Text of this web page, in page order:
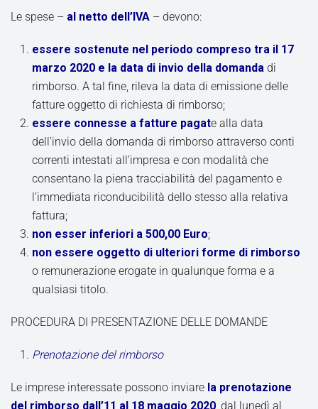
Le spese – al netto dell’IVA – devono:
essere sostenute nel periodo compreso tra il 17
marzo 2020 e la data di invio della domanda di
rimborso. A tal fine, rileva la data di emissione delle
fatture oggetto di richiesta di rimborso;
essere connesse a fatture pagate alla data
dell’invio della domanda di rimborso attraverso conti
correnti intestati all’impresa e con modalità che
consentano la piena tracciabilità del pagamento e
l’immediata riconducibilità dello stesso alla relativa
fattura;
non esser inferiori a 500,00 Euro;
non essere oggetto di ulteriori forme di rimborso
o remunerazione erogate in qualunque forma e a
qualsiasi titolo.
PROCEDURA DI PRESENTAZIONE DELLE DOMANDE
Prenotazione del rimborso
Le imprese interessate possono inviare la prenotazione
del rimborso dall’11 al 18 maggio 2020, dal lunedì al